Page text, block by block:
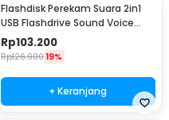
Flashdisk Perekam Suara 2in1
USB Flashdrive Sound Voice
Recorder 8GB
Rp103.200
Rp126.900 19%
+ Keranjang